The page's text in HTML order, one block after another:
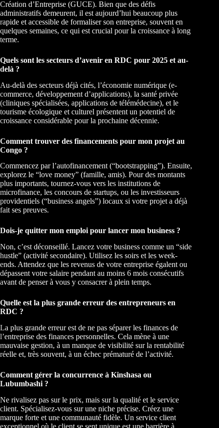
Création d’Entreprise (GUCE). Bien que des défis
administratifs demeurent, il est aujourd’hui beaucoup plus
rapide et accessible de formaliser son entreprise, souvent en
quelques semaines, ce qui est crucial pour la croissance à long
terme.
Quels sont les secteurs d’avenir en RDC pour 2025 et au-
delà ?
Au-delà des secteurs déjà cités, l’économie numérique (e-
commerce, développement d’applications), la santé privée
(cliniques spécialisées, applications de télémédecine), et le
tourisme écologique et culturel présentent un potentiel de
croissance considérable pour la prochaine décennie.
Comment trouver des financements pour mon projet au
Congo ?
Commencez par l’autofinancement (“bootstrapping”). Ensuite,
explorez le “love money” (famille, amis). Pour des montants
plus importants, tournez-vous vers les institutions de
microfinance, les concours de startups, ou les investisseurs
providentiels (“business angels”) locaux si votre projet a déjà
fait ses preuves.
Dois-je quitter mon emploi pour lancer mon business ?
Non, c’est déconseillé. Lancez votre business comme un “side
hustle” (activité secondaire). Utilisez les soirs et les week-
ends. Attendez que les revenus de votre entreprise égalent ou
dépassent votre salaire pendant au moins 6 mois consécutifs
avant de penser à vous y consacrer à plein temps.
Quelle est la plus grande erreur des entrepreneurs en
RDC ?
La plus grande erreur est de ne pas séparer les finances de
l’entreprise des finances personnelles. Cela mène à une
mauvaise gestion, à un manque de visibilité sur la rentabilité
réelle et, très souvent, à un échec prématuré de l’activité.
Comment gérer la concurrence à Kinshasa ou
Lubumbashi ?
Ne rivalisez pas sur le prix, mais sur la qualité et le service
client. Spécialisez-vous sur une niche précise. Créez une
marque forte et une communauté fidèle. Un service client
exceptionnel où le client se sent unique est une barrière à